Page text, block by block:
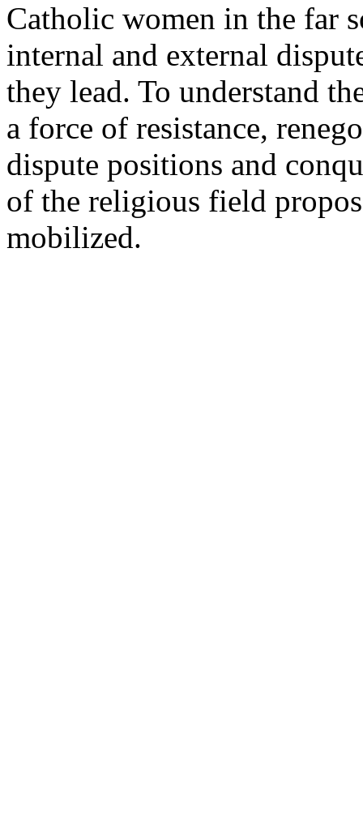
Catholic women in the far
internal and external
they lead. To understand
a force of resistance,
dispute positions and
of the religious field
mobilized.